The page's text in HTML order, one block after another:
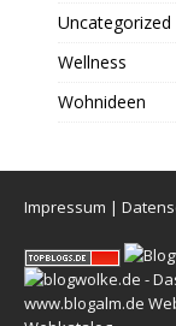
Uncategorized
Wellness
Wohnideen
Impressum |
www.blogalm.de